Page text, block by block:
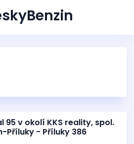
95 v okolí KKS reality, spol.
Příluky - Příluky 386